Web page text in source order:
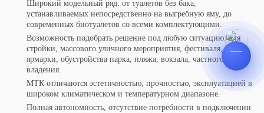
Широкий модельный ряд: от туалетов без бака,
устанавливаемых непосредственно на выгребную яму, до
современных биотуалетов со всеми комплектующими.
Возможность подобрать решение под любую ситуацию: для
стройки, массового уличного мероприятия, фестиваля,
ярмарки, обустройства парка, пляжа, вокзала, частного
владения.
МТК отличаются эстетичностью, прочностью, эксплуатацией в
широком климатическом и температурном диапазоне.
Полная автономность, отсутствие потребности в подключении